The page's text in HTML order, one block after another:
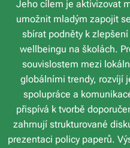
Jeho cílem je aktivizovat
umožnit mladým zapojit
sbírat podněty k
wellbeingu na školách.
souvislostem mezi
globálními trendy, rozvíjí
spolupráce a
přispívá k tvorbě
zahrnují strukturované
prezentaci policy paperů.